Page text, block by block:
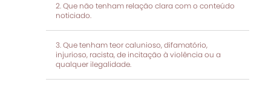
Que não tenham relação clara com o conteúdo
noticiado.
Que tenham teor calunioso, difamatório,
injurioso, racista, de incitação à violência ou a
qualquer ilegalidade.